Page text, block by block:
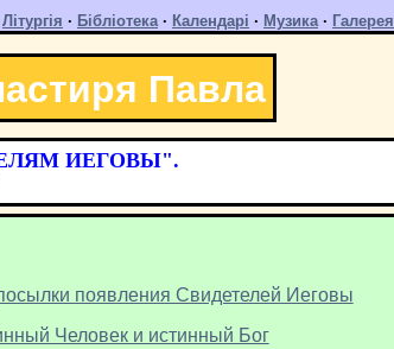
Літургія · Бібліотека· Календарі · Музика· Галерея
Павла
ИЕГОВЫ".
появления Свидетелей Иеговы
Человек и истинный Бог